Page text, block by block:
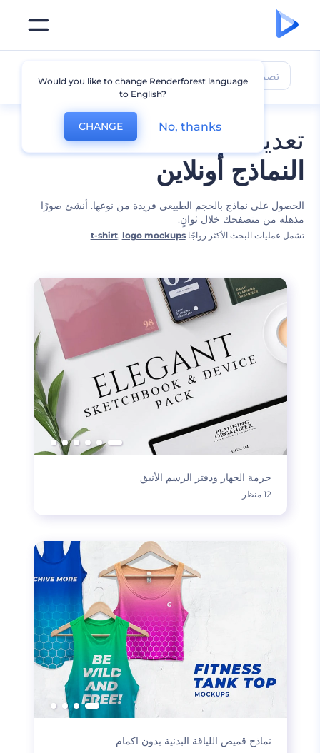
تعديل أفضل
النماذج أونلاين
الحصول على نماذج بالحجم الطبيعي فريدة من نوعها. أنشئ صورًا
مذهلة من متصفحك خلال ثوانٍ.
تصميمات النماذج
تشمل عمليات البحث الأكثر رواجًا t-shirt, logo mockups
حزمة الجهاز ودفتر الرسم الأنيق
12 منظر
نماذج قميص اللياقة البدنية بدون اكمام
Would you like to change Renderforest language
to English?
CHANGE No, thanks